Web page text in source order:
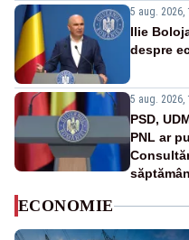
5 aug. 2026,
Ilie
despre
5 aug. 2026,
PSD,
PNL ar
ECONOMIE